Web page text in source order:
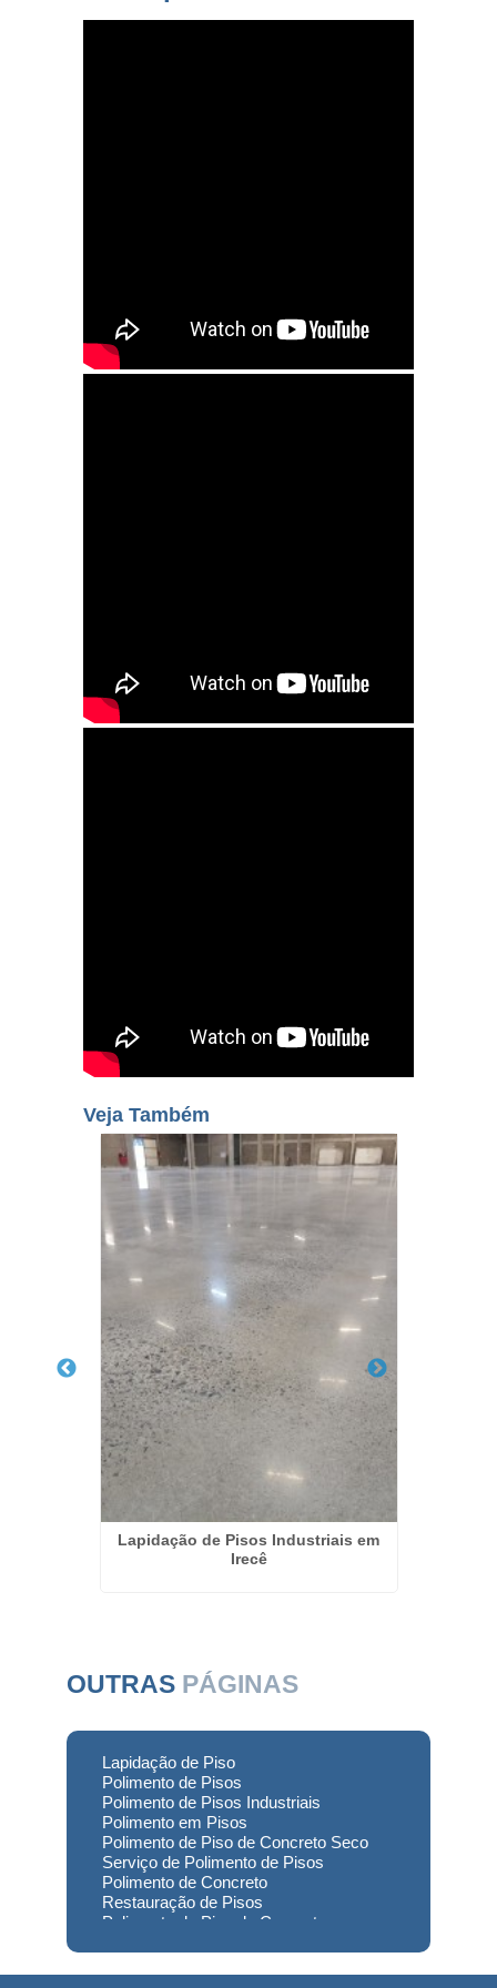
Veja Também
Lapidação de Pisos Industriais em
Irecê
OUTRAS PÁGINAS
Lapidação de Piso
Polimento de Pisos
Polimento de Pisos Industriais
Polimento em Pisos
Polimento de Piso de Concreto Seco
Serviço de Polimento de Pisos
Polimento de Concreto
Restauração de Pisos
Polimento de Piso de Concreto
Preço